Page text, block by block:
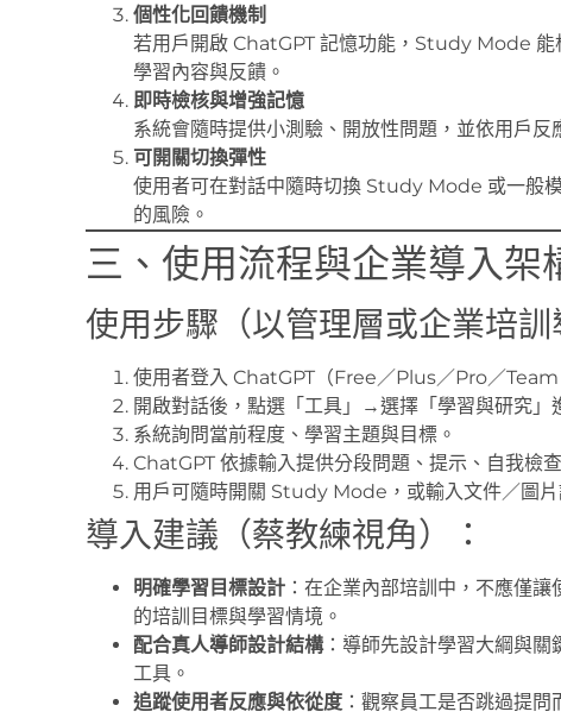
個性化回饋機制
若用戶開啟 ChatGPT 記憶功能，Study Mode 能
學習內容與反饋。
即時檢核與增強記憶
系統會隨時提供小測驗、開放性問題，並依用戶
可開關切換彈性
使用者可在對話中隨時切換 Study Mode 或一般
的風險。
三、使用流程與企業導入架
使用步驟（以管理層或企業培訓
使用者登入 ChatGPT（Free／Plus／Pro／
開啟對話後，點選「工具」→選擇「學習與研究」
系統詢問當前程度、學習主題與目標。
ChatGPT 依據輸入提供分段問題、提示、自我檢
用戶可隨時開關 Study Mode，或輸入文件／圖片
導入建議（蔡教練視角）：
明確學習目標設計 ：在企業內部培訓中，不應僅
的培訓目標與學習情境。
配合真人導師設計結構：導師先設計學習大綱與
工具。
追蹤使用者反應與依從度 ：觀察員工是否跳過提